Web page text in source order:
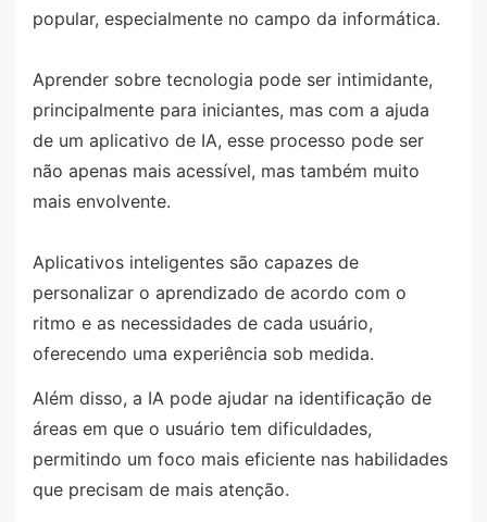
popular, especialmente no campo da informática.
Aprender sobre tecnologia pode ser intimidante,
principalmente para iniciantes, mas com a ajuda
de um aplicativo de IA, esse processo pode ser
não apenas mais acessível, mas também muito
mais envolvente.
Aplicativos inteligentes são capazes de
personalizar o aprendizado de acordo com o
ritmo e as necessidades de cada usuário,
oferecendo uma experiência sob medida.
Além disso, a IA pode ajudar na identificação de
áreas em que o usuário tem dificuldades,
permitindo um foco mais eficiente nas habilidades
que precisam de mais atenção.